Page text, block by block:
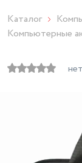
Каталог
Компьютерные